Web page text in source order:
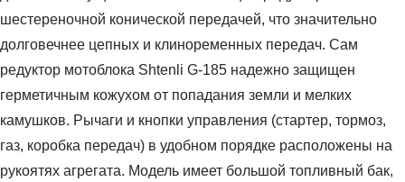
шестереночной конической передачей, что значительно
долговечнее цепных и клиноременных передач. Сам
редуктор мотоблока Shtenli G-185 надежно защищен
герметичным кожухом от попадания земли и мелких
камушков. Рычаги и кнопки управления (стартер, тормоз,
газ, коробка передач) в удобном порядке расположены на
рукоятях агрегата. Модель имеет большой топливный бак,